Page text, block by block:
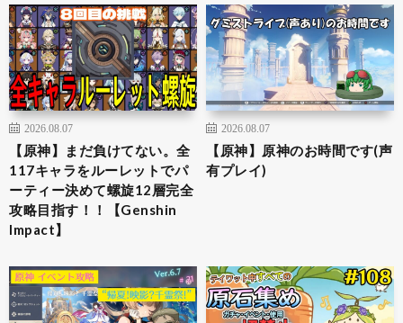
2026.08.07
【原神】まだ負けてない。全
117キャラをルーレットでパ
ーティー決めて螺旋12層完全
攻略目指す！！【Genshin
Impact】
2026.08.07
【原神】原神のお時間です(声
有プレイ)